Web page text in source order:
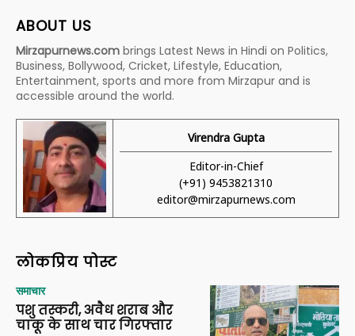
ABOUT US
Mirzapurnews.com brings Latest News in Hindi on Politics,
Business, Bollywood, Cricket, Lifestyle, Education,
Entertainment, sports and more from Mirzapur and is
accessible around the world.
Virendra Gupta
Editor-in-Chief
(+91) 9453821310
editor@mirzapurnews.com
लोकप्रिय पोस्ट
समाचार
पशु तस्करी, अवैध शराब और
चाकू के साथ चार गिरफ्तार